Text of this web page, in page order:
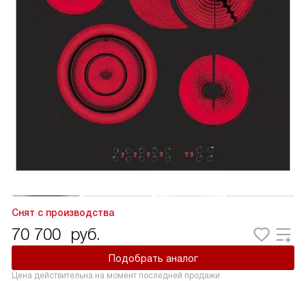
Снят с производства
70 700 руб.
Подобрать аналог
Цена действительна на момент последней продажи